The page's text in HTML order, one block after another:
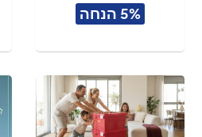
5% הנחה